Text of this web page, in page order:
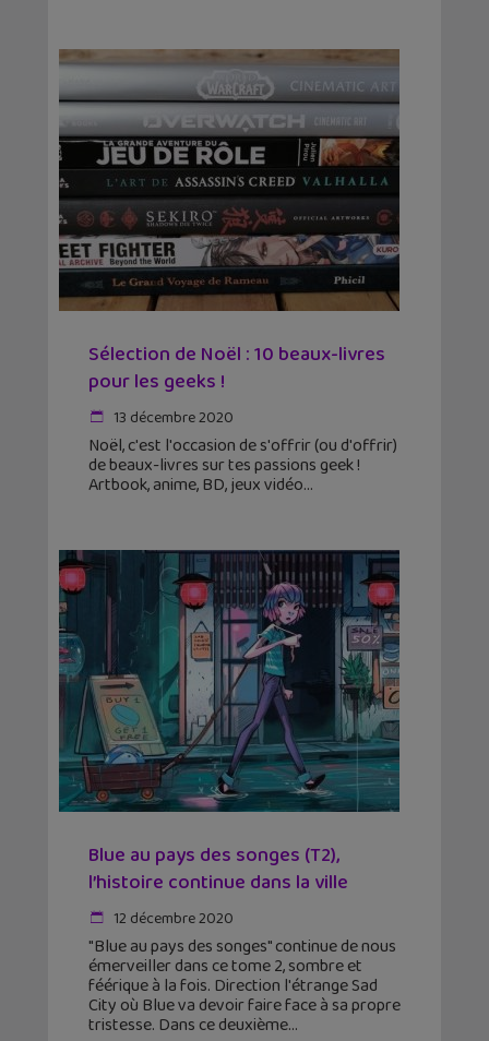
Sélection de Noël : 10 beaux-livres
pour les geeks !
13 décembre 2020
Noël, c'est l'occasion de s'offrir (ou d'offrir)
de beaux-livres sur tes passions geek !
Artbook, anime, BD, jeux vidéo
Blue au pays des songes (T2),
l’histoire continue dans la ville
12 décembre 2020
"Blue au pays des songes" continue de nous
émerveiller dans ce tome 2, sombre et
féérique à la fois. Direction l'étrange Sad
City où Blue va devoir faire face à sa propre
tristesse. Dans ce deuxième